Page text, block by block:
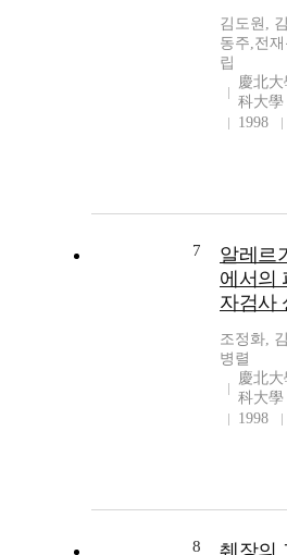
김도원,
동주,전
립
慶北
科大學
1998
7
알레르
에서의
자검사
조정화,
병렬
慶北
科大學
1998
8